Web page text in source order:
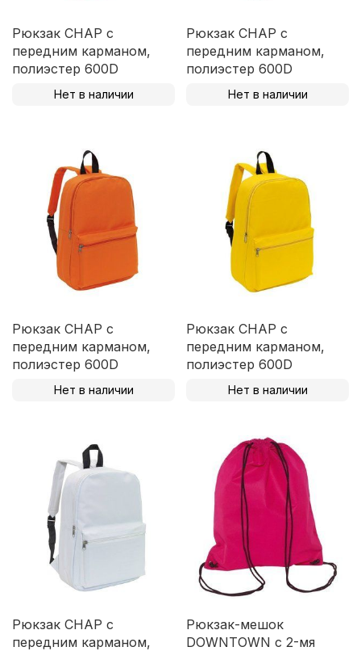
Рюкзак CHAP с
передним карманом,
полиэстер 600D
Нет в наличии
Рюкзак CHAP с
передним карманом,
полиэстер 600D
Нет в наличии
Рюкзак CHAP с
передним карманом,
полиэстер 600D
Нет в наличии
Рюкзак CHAP с
передним карманом,
полиэстер 600D
Нет в наличии
Рюкзак CHAP с
передним карманом,
Рюкзак-мешок
DOWNTOWN с 2-мя